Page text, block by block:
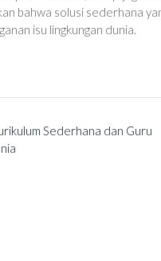
bahwa solusi sederhana
isu lingkungan dunia.
Sederhana dan Guru